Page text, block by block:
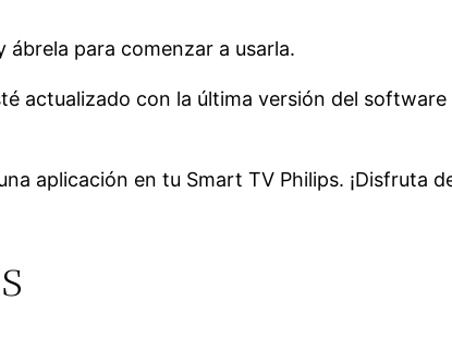
ábrela para comenzar a usarla.
actualizado con la última versión del
aplicación en tu Smart TV Philips. ¡Disfruta